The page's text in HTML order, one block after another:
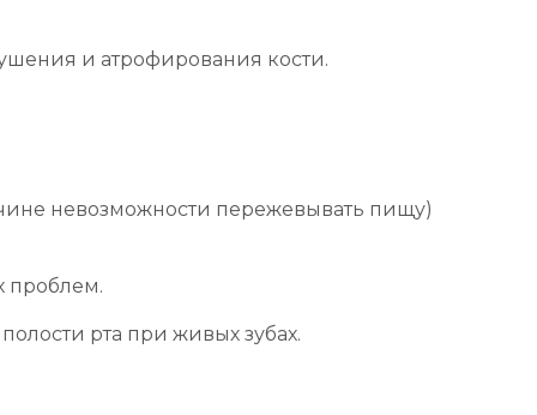
и атрофирования кости.
невозможности пережевывать пищу)
проблем.
рта при живых зубах.